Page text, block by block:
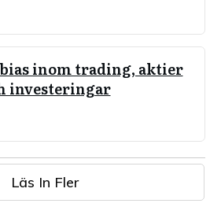
inom trading, aktier
investeringar
Läs In Fler